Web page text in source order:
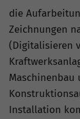
die
Zeichnungen
(Digitalisieren
Maschinenbau
Installation